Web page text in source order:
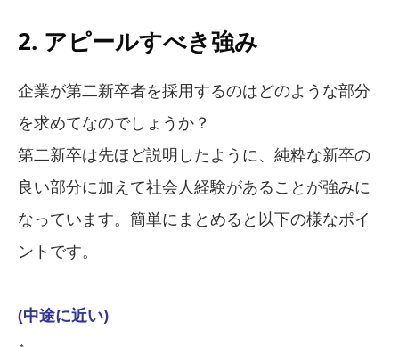
2. アピールすべき強み
企業が第二新卒者を採用するのはどのような部分
を求めてなのでしょうか？
第二新卒は先ほど説明したように、純粋な新卒の
良い部分に加えて社会人経験があることが強みに
なっています。簡単にまとめると以下の様なポイ
ントです。
(中途に近い)